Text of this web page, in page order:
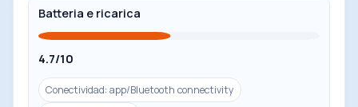
Batteria e ricarica
4.7/10
Conectividad: app/Bluetooth connectivity